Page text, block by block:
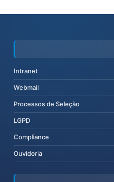
Intranet
Webmail
Processos de Seleção
LGPD
Compliance
Ouvidoria